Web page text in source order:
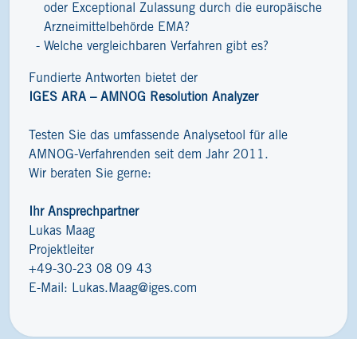
oder Exceptional Zulassung durch die europäische
Arzneimittelbehörde EMA?
Welche vergleichbaren Verfahren gibt es?
Fundierte Antworten bietet der
IGES ARA – AMNOG Resolution Analyzer
Testen Sie das umfassende Analysetool für alle
AMNOG-Verfahrenden seit dem Jahr 2011.
Wir beraten Sie gerne:
Ihr Ansprechpartner
Lukas Maag
Projektleiter
+49-30-23 08 09 43
E-Mail: Lukas.Maag@iges.com